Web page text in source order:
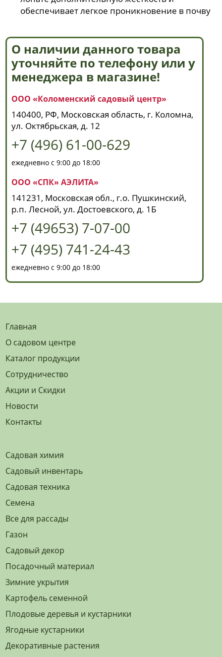
обеспечивает легкое проникновение в почву
О наличии данного товара
уточняйте по телефону или у
менеджера в магазине!
ООО «Коломенский садовый центр»
140400, РФ, Московская область, г. Коломна,
ул. Октябрьская, д. 12
+7 (496) 61-00-629
ежедневно с 9:00 до 18:00
ООО «СПК» АЭЛИТА»
141231, Московская обл., г.о. Пушкинский,
р.п. Лесной, ул. Достоевского, д. 1Б
+7 (49653) 7-07-00
+7 (495) 741-24-43
ежедневно с 9:00 до 18:00
Главная
О садовом центре
Каталог продукции
Сотрудничество
Акции и Скидки
Новости
Контакты
Садовая химия
Садовый инвентарь
Садовая техника
Семена
Все для рассады
Газон
Садовый декор
Посадочный материал
Зимние укрытия
Картофель семенной
Плодовые деревья и кустарники
Ягодные кустарники
Декоративные растения